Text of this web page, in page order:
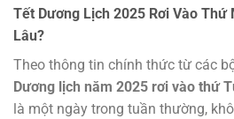
Tết Dương Lịch 2025 Rơi Vào
Lâu?
Theo thông tin chính thức từ các
Dương lịch năm 2025 rơi vào thứ
là một ngày trong tuần thường,